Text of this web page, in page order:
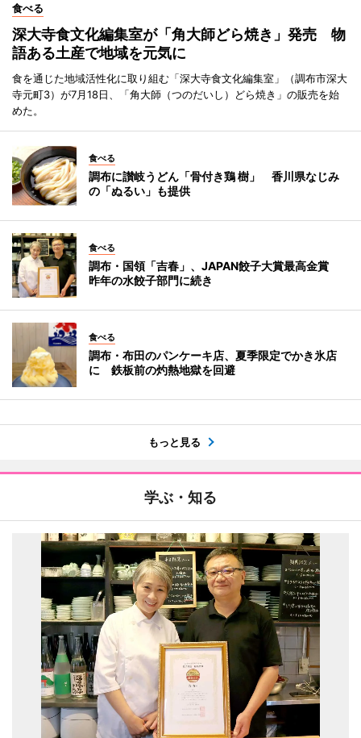
食べる
深大寺食文化編集室が「角大師どら焼き」発売 物
語ある土産で地域を元気に
食を通じた地域活性化に取り組む「深大寺食文化編集室」（調布市深大
寺元町3）が7月18日、「角大師（つのだいし）どら焼き」の販売を始
めた。
食べる
調布に讃岐うどん「骨付き鶏 樹」 香川県なじみ
の「ぬるい」も提供
食べる
調布・国領「吉春」、JAPAN餃子大賞最高金賞
昨年の水餃子部門に続き
食べる
調布・布田のパンケーキ店、夏季限定でかき氷店
に 鉄板前の灼熱地獄を回避
もっと見る
学ぶ・知る